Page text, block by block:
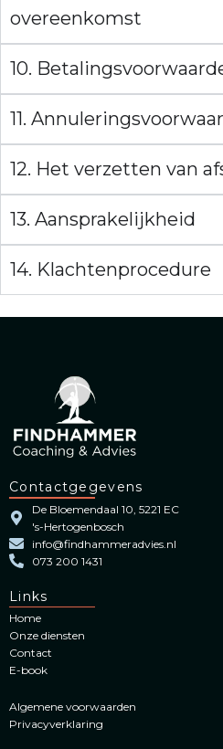
overeenkomst
10.
11.
12. Het verzetten van
13. Aansprakelijkheid
14. Klachtenprocedure
Contactgegevens
De Bloemendaal 10, 5221 EC
's-Hertogenbosch
info@findhammeradvies.nl
073 200 1431
Links
Home
Onze diensten
Contact
E-book
Algemene voorwaarden
Privacyverklaring